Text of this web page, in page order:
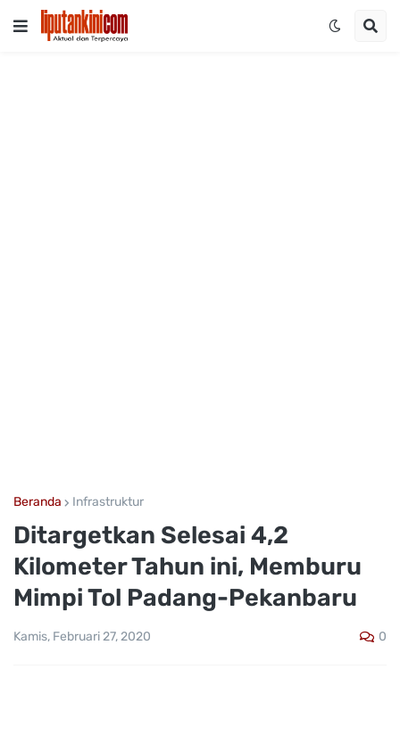
Beranda Infrastruktur
Ditargetkan Selesai 4,2
Kilometer Tahun ini, Memburu
Mimpi Tol Padang-Pekanbaru
Kamis, Februari 27, 2020 0